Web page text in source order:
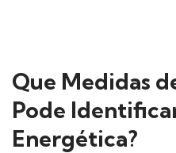
Que Medidas
Pode
Energética?